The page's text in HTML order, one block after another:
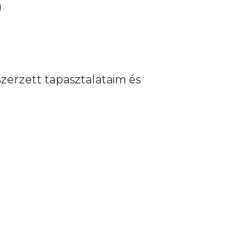
tapasztalataim és